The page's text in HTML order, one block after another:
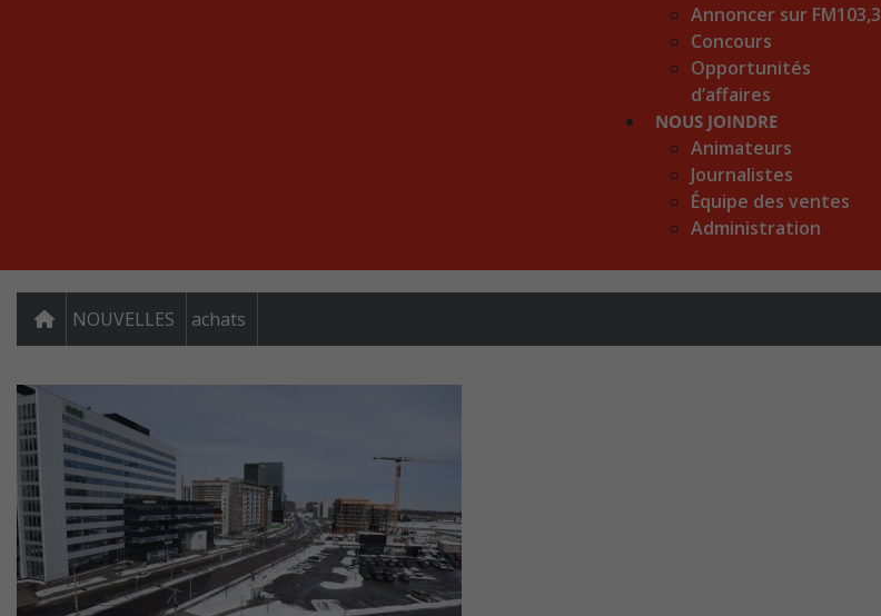
Annoncer sur FM103,3
Concours
Opportunités
d’affaires
NOUS JOINDRE
Animateurs
Journalistes
Équipe des ventes
Administration
NOUVELLES achats